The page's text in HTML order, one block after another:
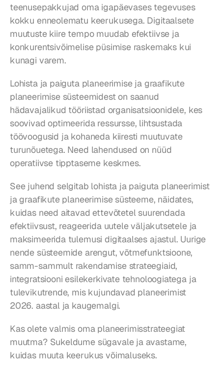
teenusepakkujad oma igapäevases tegevuses
kokku enneolematu keerukusega. Digitaalsete
muutuste kiire tempo muudab efektiivse ja
konkurentsivõimelise püsimise raskemaks kui
kunagi varem.
Lohista ja paiguta planeerimise ja graafikute
planeerimise süsteemidest on saanud
hädavajalikud tööriistad organisatsioonidele, kes
soovivad optimeerida ressursse, lihtsustada
töövoogusid ja kohaneda kiiresti muutuvate
turunõuetega. Need lahendused on nüüd
operatiivse tipptaseme keskmes.
See juhend selgitab lohista ja paiguta planeerimist
ja graafikute planeerimise süsteeme, näidates,
kuidas need aitavad ettevõtetel suurendada
efektiivsust, reageerida uutele väljakutsetele ja
maksimeerida tulemusi digitaalses ajastul. Uurige
nende süsteemide arengut, võtmefunktsioone,
samm-sammult rakendamise strateegiaid,
integratsiooni esilekerkivate tehnoloogiatega ja
tulevikutrende, mis kujundavad planeerimist
2026. aastal ja kaugemalgi.
Kas olete valmis oma planeerimisstrateegiat
muutma? Sukeldume sügavale ja avastame,
kuidas muuta keerukus võimaluseks.